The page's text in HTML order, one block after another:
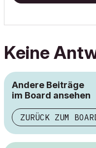
Keine
Andere Beiträge
im Board ansehen
ZURÜCK ZUM